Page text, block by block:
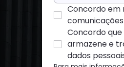
Concordo em
Concordo que
armazene e
dados